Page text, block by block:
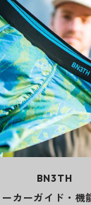
BN3TH
ーカーガイド・機